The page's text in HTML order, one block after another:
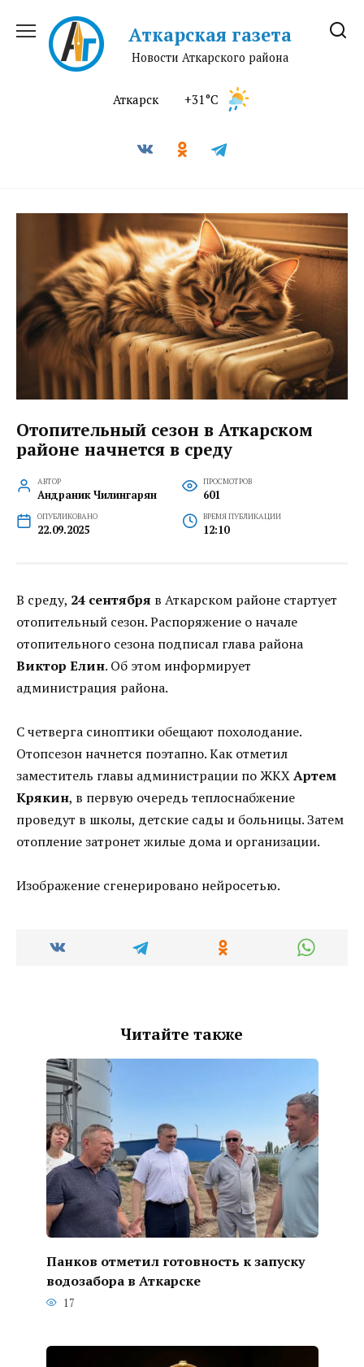
содержанию
Аткарская газета
Новости Аткарского района
Аткарск +31°C
Отопительный сезон в Аткарском
районе начнется в среду
АВТОР
Андраник Чилингарян
ПРОСМОТРОВ
601
ОПУБЛИКОВАНО
22.09.2025
ВРЕМЯ ПУБЛИКАЦИИ
12:10
В среду, 24 сентября в Аткарском районе стартует
отопительный сезон. Распоряжение о начале
отопительного сезона подписал глава района
Виктор Елин. Об этом информирует
администрация района.
С четверга синоптики обещают похолодание.
Отопсезон начнется поэтапно. Как отметил
заместитель главы администрации по ЖКХАртем
Крякин, в первую очередь теплоснабжение
проведут в школы, детские сады и больницы. Затем
отопление затронет жилые дома и организации.
Изображение сгенерировано нейросетью.
Читайте также
Панков отметил готовность к запуску
водозабора в Аткарске
17